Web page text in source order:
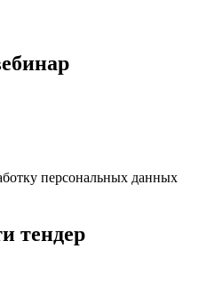
персональных данных
тендер